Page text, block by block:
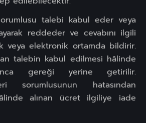
talebi kabul eder veya
reddeder ve cevabını ilgili
veya elektronik ortamda bildirir.
talebin kabul edilmesi hâlinde
gereği yerine getirilir.
sorumlusunun hatasından
alınan ücret ilgiliye iade